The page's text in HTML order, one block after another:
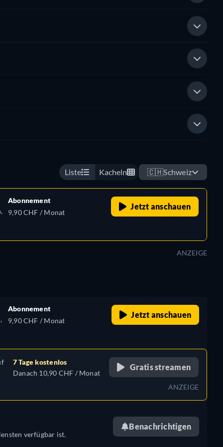
Liste Kacheln 🇨🇭Schweiz
Abonnement
9,90 CHF / Monat
Jetzt anschauen
ANZEIGE
Abonnement
9,90 CHF / Monat
Jetzt anschauen
7 Tage kostenlos
Danach 10,90 CHF / Monat
Gratis streamen
ANZEIGE
verfügbar ist.
Benachrichtigen